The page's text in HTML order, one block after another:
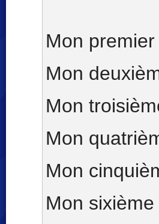
Mon
Mon
Mon
Mon
Mon
Mon sixième